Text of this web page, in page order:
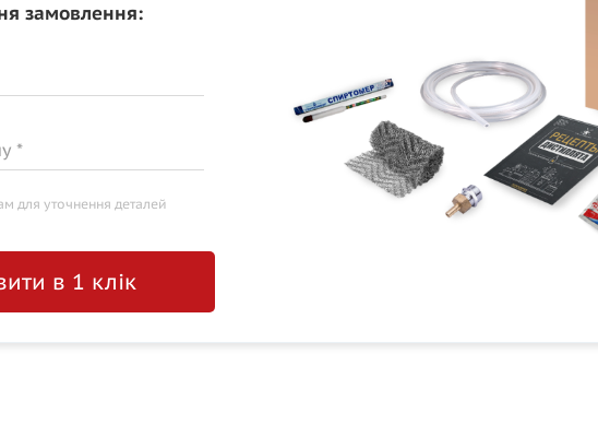
замовлення:
*
для уточнення деталей
в 1 клік